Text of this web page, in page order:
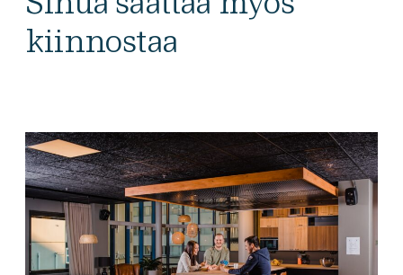
kiinnostaa